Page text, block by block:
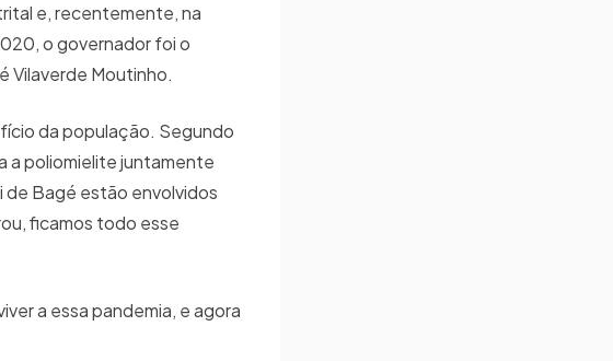
e, recentemente, na
o governador foi o
Vilaverde Moutinho.
da população. Segundo
a poliomielite juntamente
de Bagé estão envolvidos
ficamos todo esse
a essa pandemia, e agora